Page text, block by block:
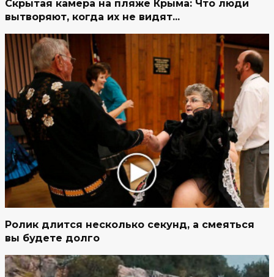
Скрытая камера на пляже Крыма: Что люди
вытворяют, когда их не видят...
Ролик длится несколько секунд, а смеяться
вы будете долго